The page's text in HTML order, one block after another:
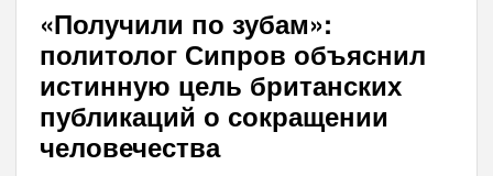
«Получили по зубам»:
политолог Сипров объяснил
истинную цель британских
публикаций о сокращении
человечества